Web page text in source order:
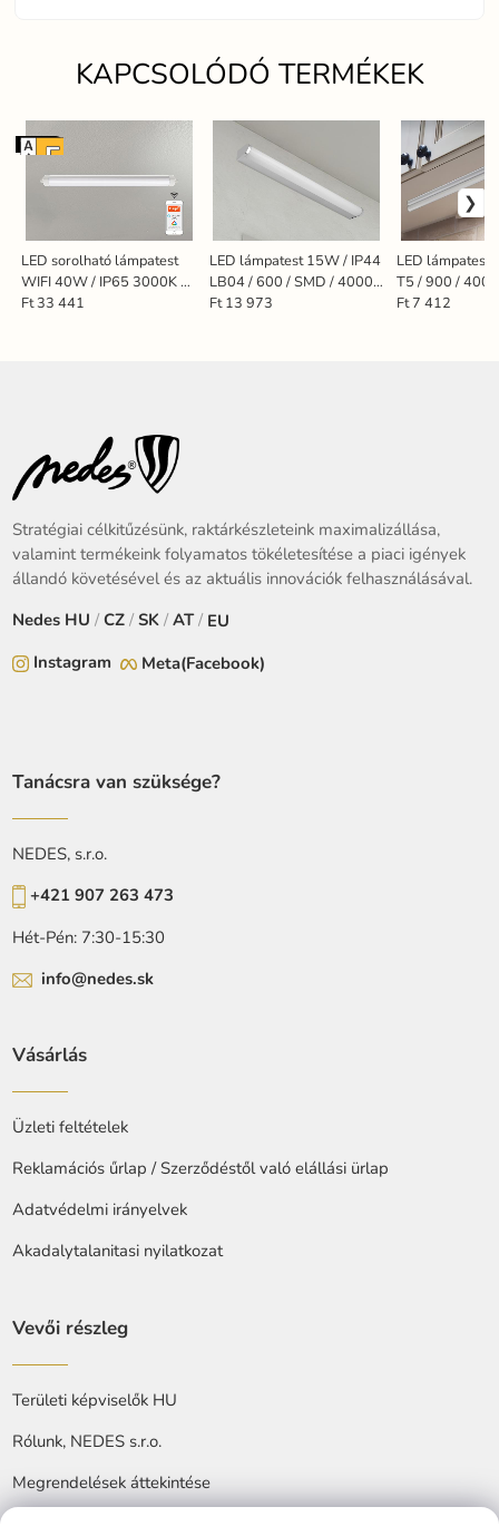
KAPCSOLÓDÓ TERMÉKEK
LED sorolható lámpatest
WIFI 40W / IP65 3000K -
6500K - LNL334/3W
Wifi+BT
Ft 33 441
LED lámpatest 15W / IP44
LB04 / 600 / SMD / 4000K
/ CH - LNL7521/CH
Ft 13 973
LED lámpatest
T5 / 900 /
LNL823
Ft 7 412
Stratégiai célkitűzésünk, raktárkészleteink maximalizállása,
valamint termékeink folyamatos tökéletesítése a piaci igények
állandó követésével és az aktuális innovációk felhasználásával.
Nedes HU /CZ /SK / AT/ EU
Instagram
Meta(Facebook)
Tanácsra van szüksége?
NEDES, s.r.o.
+421 907 263 473
Hét-Pén: 7:30-15:30
info@nedes.sk
Vásárlás
Üzleti feltételek
Reklamációs űrlap / Szerződéstől való elállási ürlap
Adatvédelmi irányelvek
Akadalytalanitasi nyilatkozat
Vevői részleg
Területi képviselők HU
Rólunk, NEDES s.r.o.
Megrendelések áttekintése